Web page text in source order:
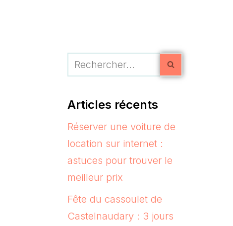
Articles récents
Réserver une voiture de
location sur internet :
astuces pour trouver le
meilleur prix
Fête du cassoulet de
Castelnaudary : 3 jours